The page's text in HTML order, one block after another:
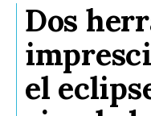
Dos
el